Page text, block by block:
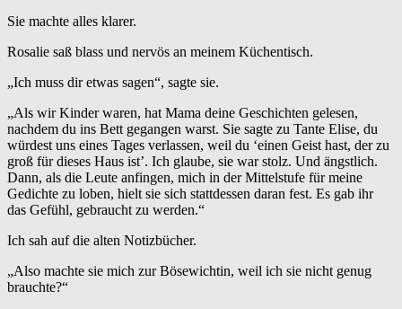
Sie machte alles klarer.
Rosalie saß blass und nervös an meinem Küchentisch.
„Ich muss dir etwas sagen“, sagte sie.
„Als wir Kinder waren, hat Mama deine Geschichten gelesen,
nachdem du ins Bett gegangen warst. Sie sagte zu Tante Elise, du
würdest uns eines Tages verlassen, weil du ‘einen Geist hast, der zu
groß für dieses Haus ist’. Ich glaube, sie war stolz. Und ängstlich.
Dann, als die Leute anfingen, mich in der Mittelstufe für meine
Gedichte zu loben, hielt sie sich stattdessen daran fest. Es gab ihr
das Gefühl, gebraucht zu werden.“
Ich sah auf die alten Notizbücher.
„Also machte sie mich zur Bösewichtin, weil ich sie nicht genug
brauchte?“